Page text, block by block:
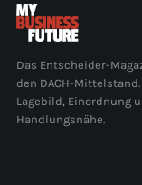
Das Entscheider-
den DACH-Mittelstand.
Lagebild, Einordnung
Handlungsnähe.